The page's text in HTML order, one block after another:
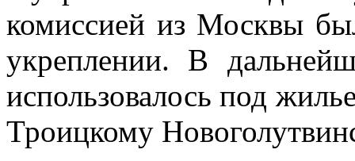
комиссией из Москвы
укреплении. В
использовалось под
Троицкому